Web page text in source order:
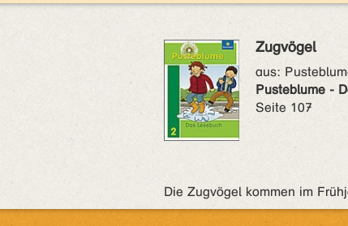
Zugvögel
aus:
Pusteblume -
Seite 107
Die Zugvögel kommen im